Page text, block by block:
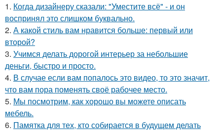
1. Когда дизайнеру сказали: "Уместите всё" - и он
воспринял это слишком буквально.
2. А какой стиль вам нравится больше: первый или
второй?
3. Учимся делать дорогой интерьер за небольшие
деньги, быстро и просто.
4. В случае если вам попалось это видео, то это значит,
что вам пора поменять своё рабочее место.
5. Мы посмотрим, как хорошо вы можете описать
мебель.
6. Памятка для тех, кто собирается в будущем делать